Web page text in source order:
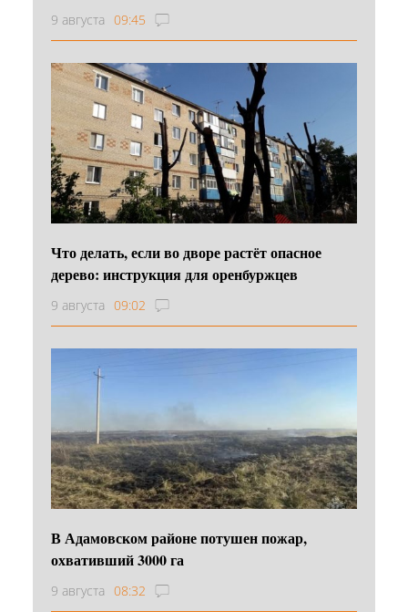
9 августа 09:45
Что делать, если во дворе растёт опасное
дерево: инструкция для оренбуржцев
9 августа 09:02
В Адамовском районе потушен пожар,
охвативший 3000 га
9 августа 08:32